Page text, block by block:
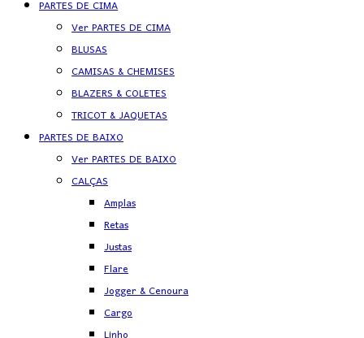
PARTES DE CIMA
Ver PARTES DE CIMA
BLUSAS
CAMISAS & CHEMISES
BLAZERS & COLETES
TRICOT & JAQUETAS
PARTES DE BAIXO
Ver PARTES DE BAIXO
CALÇAS
Amplas
Retas
Justas
Flare
Jogger & Cenoura
Cargo